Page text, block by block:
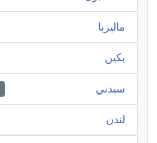
ماليزيا
بكين
سيدني
لندن